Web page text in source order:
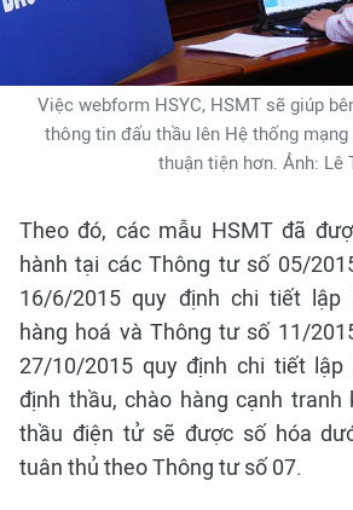
Việc webform HSYC, HSMT sẽ giúp
thông tin đấu thầu lên Hệ thống
thuận tiện hơn. Ảnh: Lê
Theo đó, các mẫu HSMT đã
hành tại các Thông tư số 05/
16/6/2015 quy định chi tiết lập
hàng hoá và Thông tư số 11/
27/10/2015 quy định chi tiết lập
định thầu, chào hàng cạnh tranh
thầu điện tử sẽ được số hóa
tuân thủ theo Thông tư số 07.